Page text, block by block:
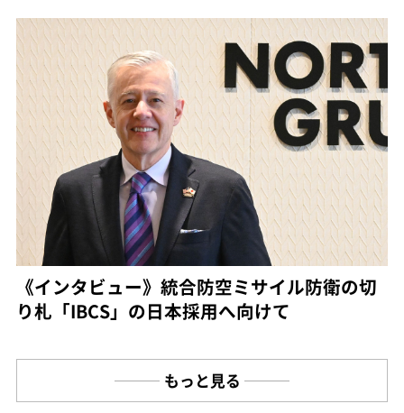
《インタビュー》統合防空ミサイル防衛の切
り札「IBCS」の日本採用へ向けて
もっと見る